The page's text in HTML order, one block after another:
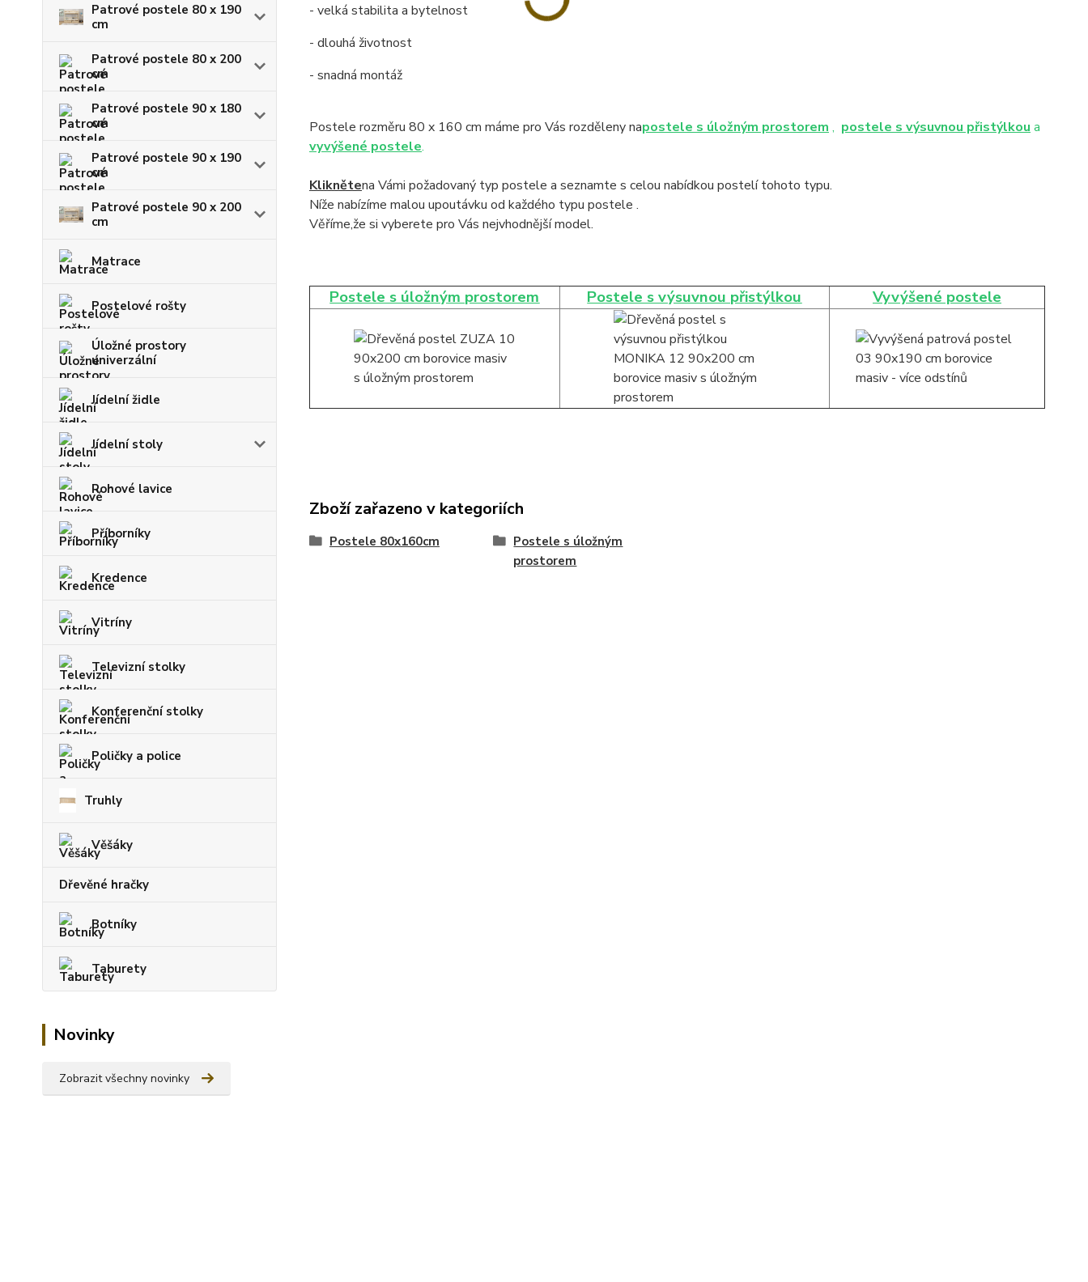
Patrové postele 80 x 190
cm
Patrové postele 80 x 200
cm
Patrové postele 90 x 180
cm
Patrové postele 90 x 190
cm
Patrové postele 90 x 200
cm
Matrace
Postelové rošty
Úložné prostory
univerzální
Jídelní židle
Jídelní stoly
Rohové lavice
Příborníky
Kredence
Vitríny
Televizní stolky
Konferenční stolky
Poličky a police
Truhly
Věšáky
Dřevěné hračky
Botníky
Taburety
Novinky
Zobrazit všechny novinky
- velká stabilita a bytelnost
- dlouhá životnost
- snadná montáž
Postele rozměru 80 x 160 cm máme pro Vás rozděleny napostele s úložným prostorem , postele s výsuvnou přistýlkou a
vyvýšené postele.
Kliknětena Vámi požadovaný typ postele a seznamte s celou nabídkou postelí tohoto typu.
Níže nabízíme malou upoutávku od každého typu postele .
Věříme,že si vyberete pro Vás nejvhodnější model.
Postele s úložným prostorem Postele s výsuvnou přistýlkou Vyvýšené postele
Zboží zařazeno v kategoriích
Postele 80x160cm
Postele s úložným
prostorem